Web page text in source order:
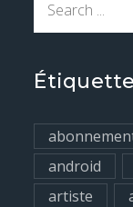
r
h
f
o
android
artiste